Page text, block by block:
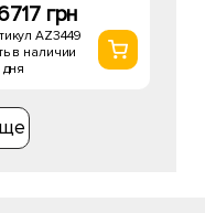
грн
AZ3449
в наличии
дня